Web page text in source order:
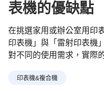
表機的優缺點
在挑選家用或辦公室用印
印表機」與「雷射印表機
對不同的使用需求，實際
地找到適合的機種。
印表機&複合機